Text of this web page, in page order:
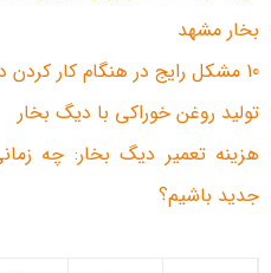
بخار مشهد
10 مشکل رایج در هنگام کار کردن دیگ‌ها
تولید روغن خوراکی با دیگ بخار
هزینه تعمیر دیگ بخار: چه
جدید باشیم؟